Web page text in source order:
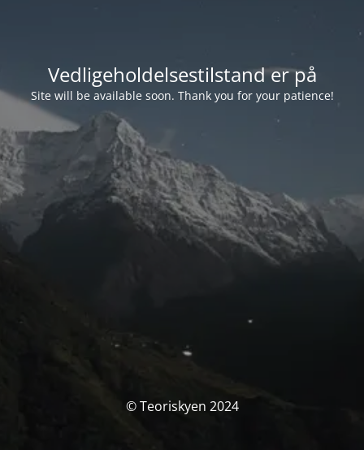
Vedligeholdelsestilstand er på
Site will be available soon. Thank you for your patience!
© Teoriskyen 2024